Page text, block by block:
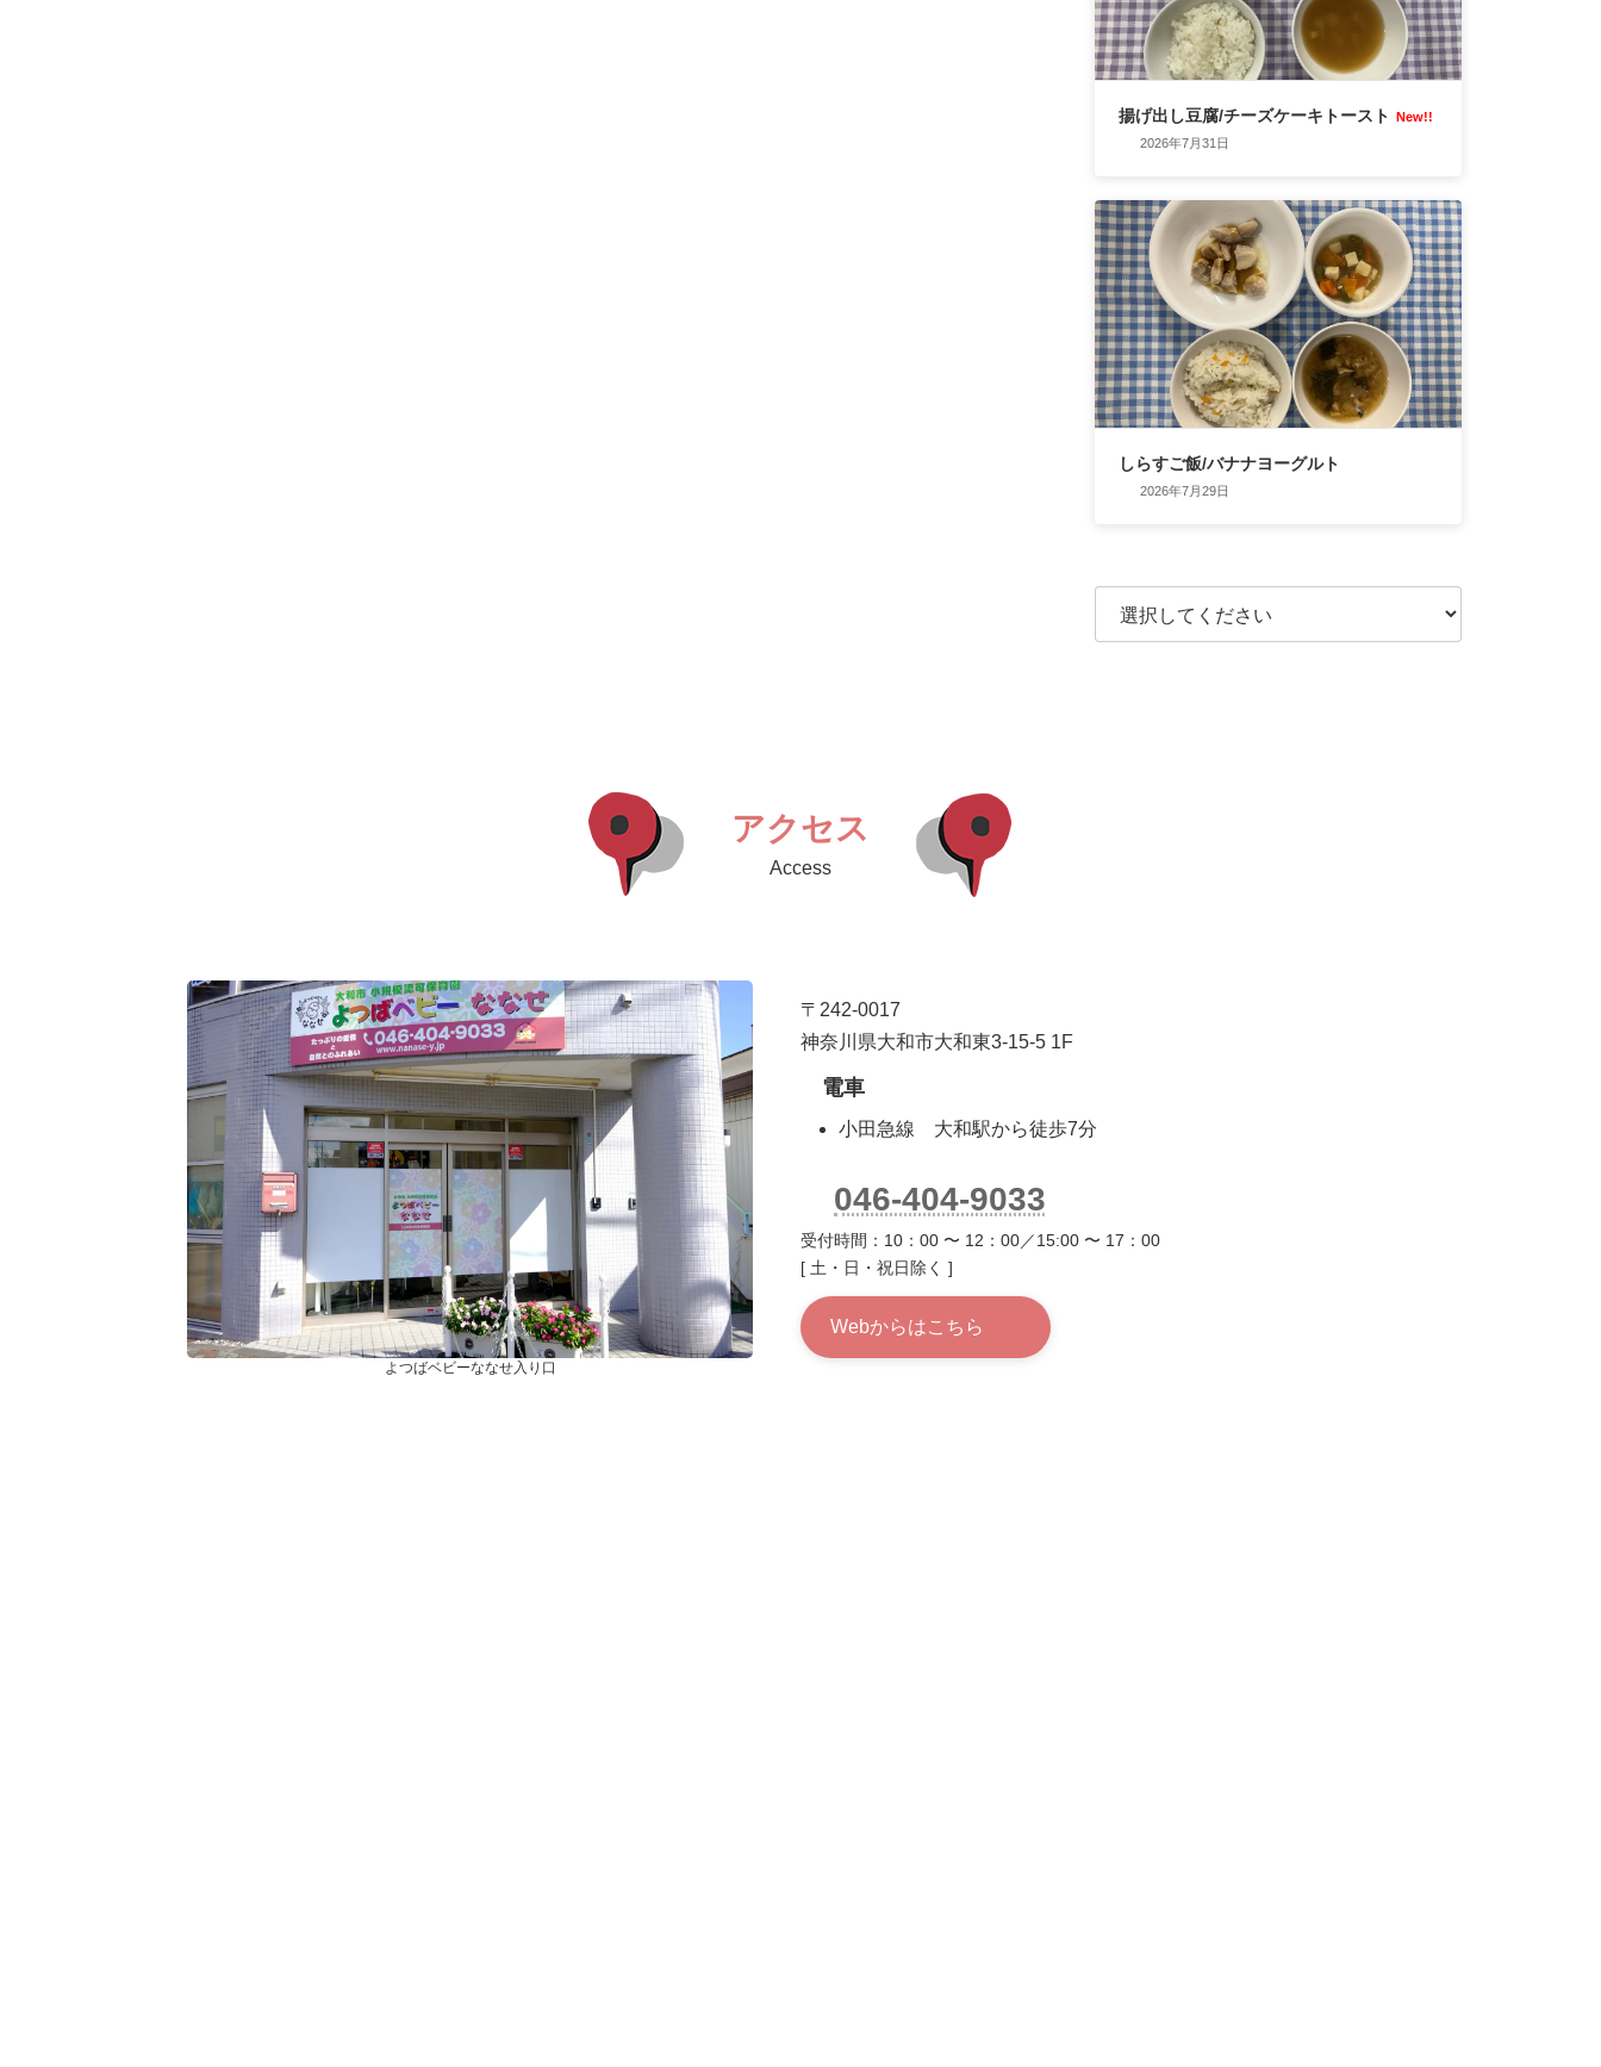
揚げ出し豆腐/チーズケーキトースト New!!
2026年7月31日
しらすご飯/バナナヨーグルト
2026年7月29日
アクセス
Access
よつばベビーななせ入り口
〒242-0017
神奈川県大和市大和東3-15-5 1F
電車
小田急線 大和駅から徒歩7分
046-404-9033
受付時間：10：00 〜 12：00／15:00 〜 17：00
[ 土・日・祝日除く ]
Webからはこちら